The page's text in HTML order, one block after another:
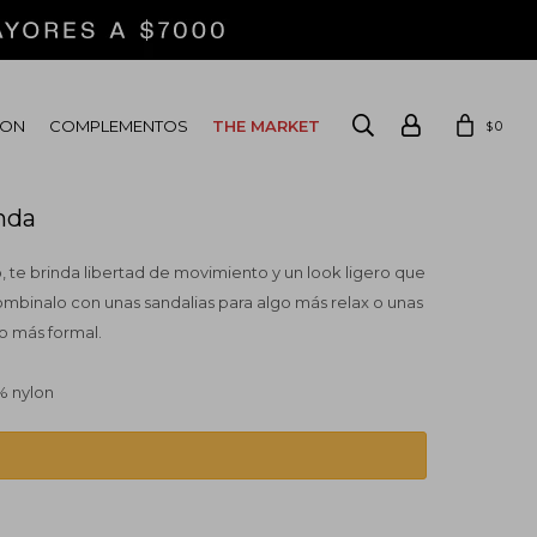
COMPLEMENTOS THE MARKET $0
te brinda libertad de movimiento y un look ligero que
con unas sandalias para algo más relax o unas
más formal.
nylon